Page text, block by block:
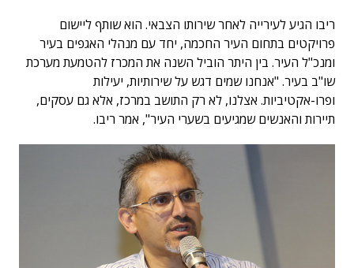
ריבו הגיע לעירייה לאחר שירותו הצבאי. הוא שותף ליישום
פרויקטים בתחום העיר החכמה, יחד עם מנהלי האגפים בעיר
ומנכ"ל העיר. בין היתר הוביל השנה את המכרז להטמעת מערכת
שו"ב בעיר. "אנחנו שמים דגש על שירותיות, יעילות
ופרו-אקטיביות. אצלנו, לא רק התושב במרכז, אלא גם עסקים,
תיירות והאנשים שמגיעים בשערי העיר", אמר ריבו.